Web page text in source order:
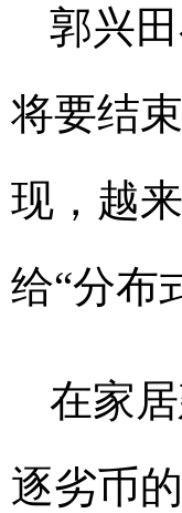
郭兴
将要结
现，越
给“分布
在家
逐劣币